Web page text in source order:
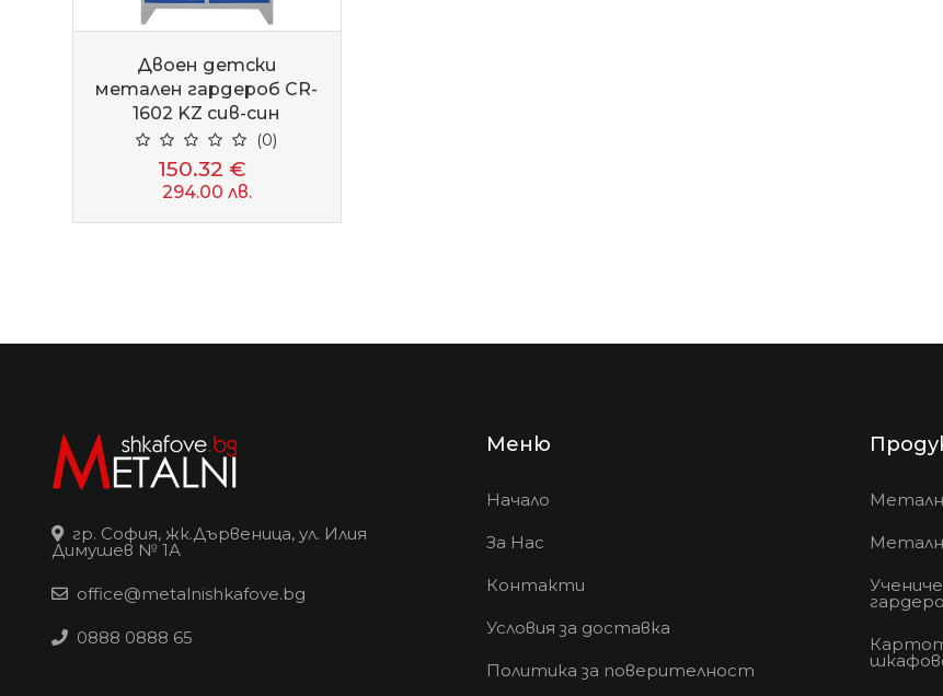
Двоен детски
метален гардероб CR-
1602 KZ сив-син
(0)
150.32 €
294.00 лв.
гр. София, жк.Дървеница, ул. Илия
Димушев № 1А
office@metalnishkafove.bg
0888 0888 65
Меню
Начало
За Нас
Контакти
Условия за доставка
Политика за поверителност